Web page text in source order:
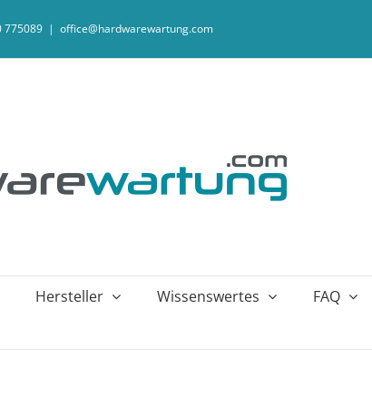
775089 | office@hardwarewartung.com
Hersteller Wissenswertes FAQ